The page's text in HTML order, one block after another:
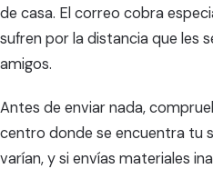
de casa. El correo cobra
sufren por la distancia que les
amigos.
Antes de enviar nada,
centro donde se encuentra tu
varían, y si envías materiales